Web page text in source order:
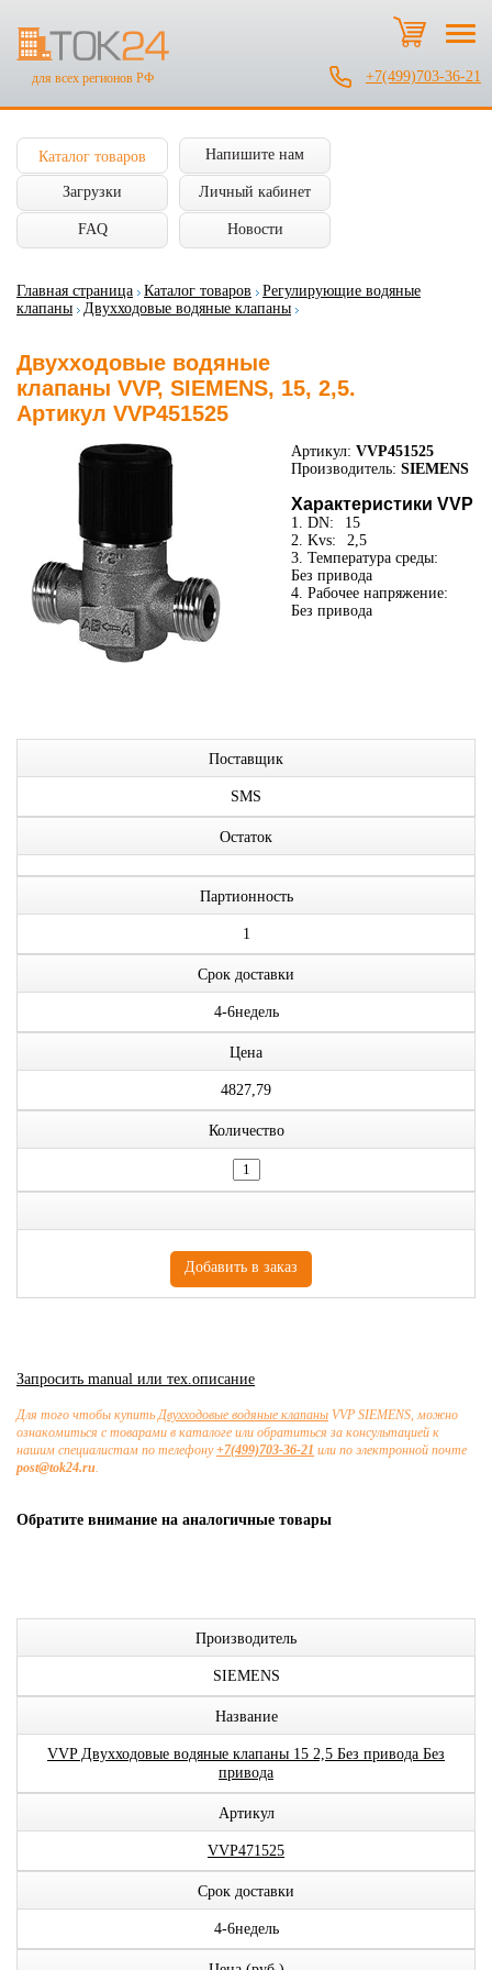
для всех регионов РФ +7(499)703-36-21
Каталог товаров Напишите нам
Загрузки Личный кабинет
FAQ Новости
Главная страница Каталог товаров
Регулирующие водяные
клапаны
Двухходовые водяные клапаны
Двухходовые водяные
клапаны VVP, SIEMENS, 15, 2,5.
Артикул VVP451525
Артикул: VVP451525
Производитель: SIEMENS
Характеристики VVP
1. DN:
15
2. Kvs:
2,5
3. Температура среды:
Без привода
4. Рабочее напряжение:
Без привода
Поставщик
SMS
Остаток
Партионность
1
Срок доставки
4-6недель
Цена
4827,79
Количество
Запросить manual или тех.описание
Для того чтобы купитьДвухходовые водяные клапаны VVP SIEMENS, можно
ознакомиться с товарами в каталоге или обратиться за консультацией к
нашим специалистам по телефону+7(499)703-36-21 или по электронной почте
post@tok24.ru.
Обратите внимание на аналогичные товары
Производитель
SIEMENS
Название
VVP Двухходовые водяные клапаны 15 2,5 Без привода Без
привода
Артикул
VVP471525
Срок доставки
4-6недель